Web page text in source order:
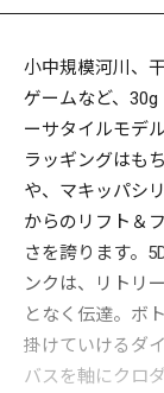
小中規模河川、
ゲームなど、
ーサタイルモデ
ラッギングはも
や、マキッパシ
からのリフト＆
さを誇ります。
ンクは、リトリ
となく伝達。ボ
掛けていけるダ
バスを軸にクロ